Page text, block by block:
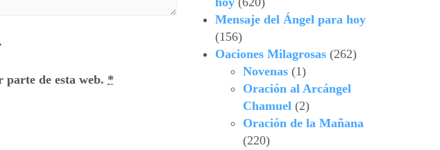
parte de esta web. *
Mensaje del Ángel para hoy
(156)
Oaciones Milagrosas(262)
Novenas(1)
Oración al Arcángel
Chamuel(2)
Oración de la Mañana
(220)